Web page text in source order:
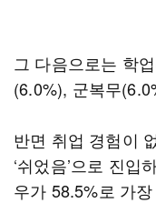
그 다음으로는 학
(6.0%), 군복무
반면 취업 경험이
‘쉬었음’으로 진입
우가 58.5%로 가